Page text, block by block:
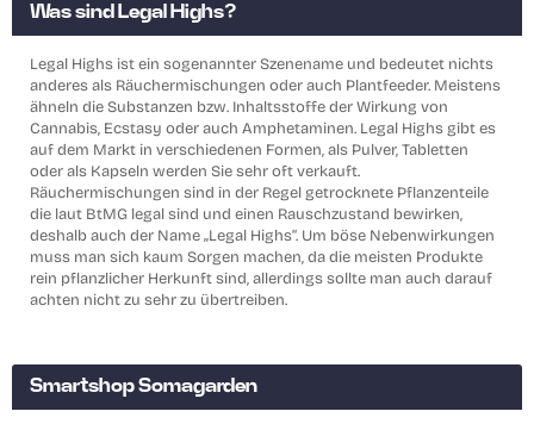
Was sind Legal Highs?
Legal Highs ist ein sogenannter Szenename und bedeutet nichts
anderes als Räuchermischungen oder auch Plantfeeder. Meistens
ähneln die Substanzen bzw. Inhaltsstoffe der Wirkung von
Cannabis, Ecstasy oder auch Amphetaminen. Legal Highs gibt es
auf dem Markt in verschiedenen Formen, als Pulver, Tabletten
oder als Kapseln werden Sie sehr oft verkauft.
Räuchermischungen sind in der Regel getrocknete Pflanzenteile
die laut BtMG legal sind und einen Rauschzustand bewirken,
deshalb auch der Name „Legal Highs“. Um böse Nebenwirkungen
muss man sich kaum Sorgen machen, da die meisten Produkte
rein pflanzlicher Herkunft sind, allerdings sollte man auch darauf
achten nicht zu sehr zu übertreiben.
Smartshop Somagarden